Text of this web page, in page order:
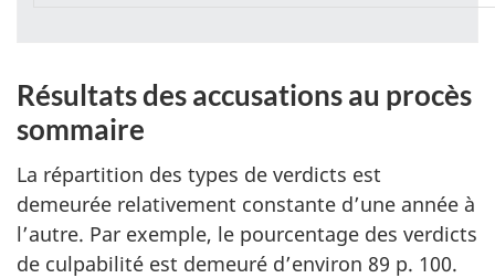
Résultats des accusations au procès
sommaire
La répartition des types de verdicts est
demeurée relativement constante d’une année à
l’autre. Par exemple, le pourcentage des verdicts
de culpabilité est demeuré d’environ 89 p. 100.